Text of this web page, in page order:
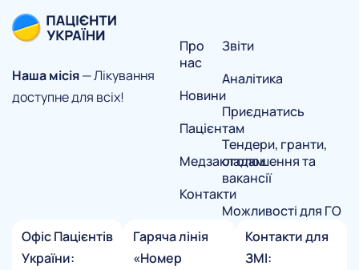
Наша місія— Лікування
доступне для всіх!
Про
нас
Новини
Пацієнтам
Медзакладам
Контакти
Звіти
Аналітика
Приєднатись
Тендери, гранти,
оголошення та
вакансії
Можливості для ГО
Офіс Пацієнтів
України:
Гаряча лінія
«Номер
Контакти для
ЗМІ: